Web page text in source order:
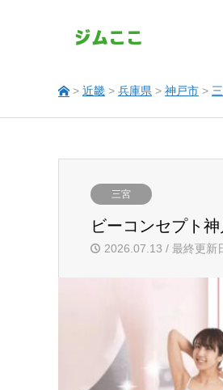
> 近畿 > 兵庫県 > 神戸市 >
三宮
ビーコンセプト
2026.07.13 / 最終更新